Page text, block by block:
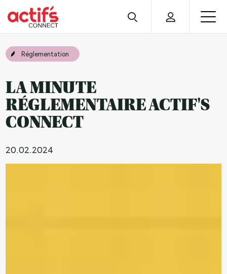
Réglementation
LA MINUTE
RÉGLEMENTAIRE ACTIF'S
CONNECT
20.02.2024